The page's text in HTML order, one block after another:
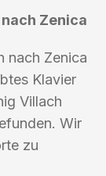
nach Zenica
nach Zenica
Klavier
Villach
Wir
zu